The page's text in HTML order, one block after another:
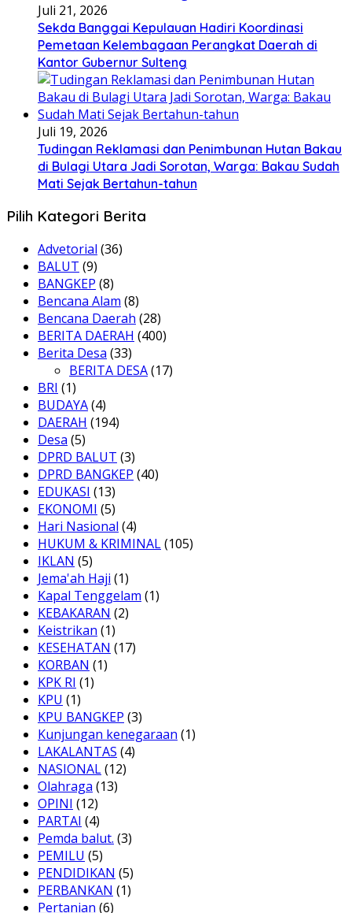
Juli 21, 2026
Sekda Banggai Kepulauan Hadiri Koordinasi
Pemetaan Kelembagaan Perangkat Daerah di
Kantor Gubernur Sulteng
Juli 19, 2026
Tudingan Reklamasi dan Penimbunan Hutan Bakau
di Bulagi Utara Jadi Sorotan, Warga: Bakau Sudah
Mati Sejak Bertahun-tahun
Pilih Kategori Berita
Advetorial (36)
BALUT (9)
BANGKEP (8)
Bencana Alam (8)
Bencana Daerah (28)
BERITA DAERAH (400)
Berita Desa (33)
BERITA DESA(17)
BRI (1)
BUDAYA(4)
DAERAH (194)
Desa (5)
DPRD BALUT (3)
DPRD BANGKEP (40)
EDUKASI (13)
EKONOMI (5)
Hari Nasional (4)
HUKUM & KRIMINAL(105)
IKLAN (5)
Jema'ah Haji (1)
Kapal Tenggelam (1)
KEBAKARAN (2)
Keistrikan (1)
KESEHATAN (17)
KORBAN (1)
KPK RI (1)
KPU (1)
KPU BANGKEP (3)
Kunjungan kenegaraan (1)
LAKALANTAS (4)
NASIONAL(12)
Olahraga (13)
OPINI (12)
PARTAI (4)
Pemda balut. (3)
PEMILU (5)
PENDIDIKAN (5)
PERBANKAN (1)
Pertanian (6)